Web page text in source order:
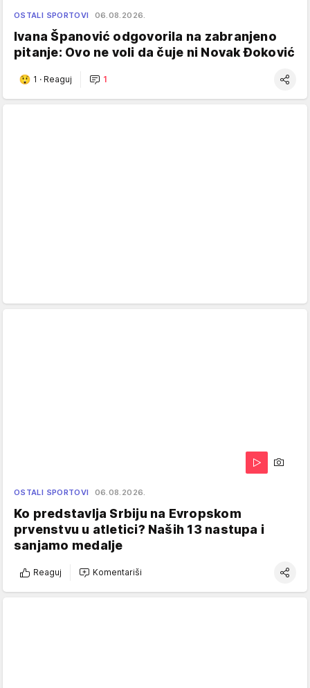
OSTALI SPORTOVI 06.08.2026.
Ivana Španović odgovorila na zabranjeno
pitanje: Ovo ne voli da čuje ni Novak Đoković
1 · Reaguj 1
OSTALI SPORTOVI 06.08.2026.
Ko predstavlja Srbiju na Evropskom
prvenstvu u atletici? Naših 13 nastupa i
sanjamo medalje
Reaguj Komentariši